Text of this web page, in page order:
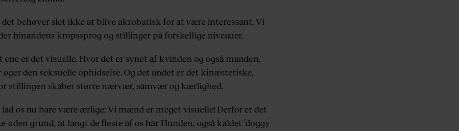
det behøver slet ikke at blive akrobatisk for at være interessant. Vi
hinandens kropssprog og stillinger på forskellige niveauer.
ene er det visuelle. Hvor det er synet af kvinden og også manden,
øger den seksuelle ophidselse. Og det andet er det kinæstetiske,
stillingen skaber større nærvær, samvær og kærlighed.
lad os nu bare være ærlige: Vi mænd er meget visuelle! Derfor er det
uden grund, at langt de fleste af os har Hunden, også kaldet ’doggy